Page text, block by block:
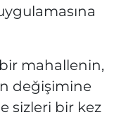
mahallenin,
değişimine
sizleri bir kez